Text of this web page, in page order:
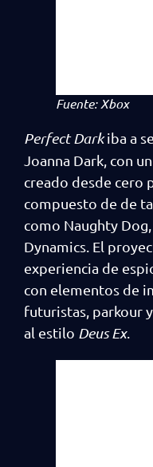
Fuente: Xbox
Perfect Darkiba a
Joanna Dark, con
creado desde cero
compuesto de de
como Naughty
Dynamics. El
experiencia de
con elementos de
futuristas, parkour
al estilo Deus Ex.